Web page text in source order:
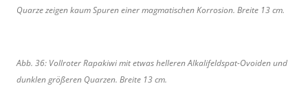
Quarze zeigen kaum Spuren einer magmatischen Korrosion. Breite 13 cm.
Abb. 36: Vollroter Rapakiwi mit etwas helleren Alkalifeldspat-Ovoiden und
dunklen größeren Quarzen. Breite 13 cm.